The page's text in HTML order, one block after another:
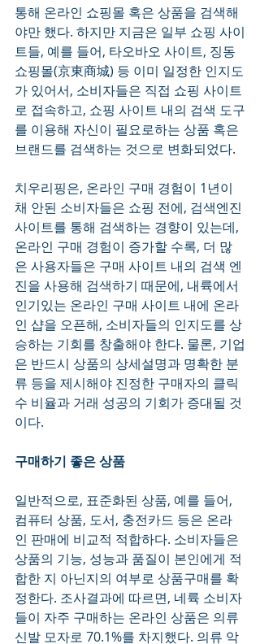
통해 온라인 쇼핑몰 혹은 상품을 검색해
야만 했다. 하지만 지금은 일부 쇼핑 사이
트들, 예를 들어, 타오바오 사이트, 징동
쇼핑몰(京東商城) 등 이미 일정한 인지도
가 있어서, 소비자들은 직접 쇼핑 사이트
로 접속하고, 쇼핑 사이트 내의 검색 도구
를 이용해 자신이 필요로하는 상품 혹은
브랜드를 검색하는 것으로 변화되었다.
치우리핑은, 온라인 구매 경험이 1년이
채 안된 소비자들은 쇼핑 전에, 검색엔진
사이트를 통해 검색하는 경향이 있는데,
온라인 구매 경험이 증가할 수록, 더 많
은 사용자들은 구매 사이트 내의 검색 엔
진을 사용해 검색하기 때문에, 내륙에서
인기있는 온라인 구매 사이트 내에 온라
인 샵을 오픈해, 소비자들의 인지도를 상
승하는 기회를 창출해야 한다. 물론, 기업
은 반드시 상품의 상세설명과 명확한 분
류 등을 제시해야 진정한 구매자의 클릭
수 비율과 거래 성공의 기회가 증대될 것
이다.
구매하기 좋은 상품
일반적으로, 표준화된 상품, 예를 들어,
컴퓨터 상품, 도서, 충전카드 등은 온라
인 판매에 비교적 적합하다. 소비자들은
상품의 기능, 성능과 품질이 본인에게 적
합한 지 아닌지의 여부로 상품구매를 확
정한다. 조사결과에 따르면, 네륙 소비자
들이 자주 구매하는 온라인 상품은 의류
신발 모자로 70.1%를 차지했다. 의류 악